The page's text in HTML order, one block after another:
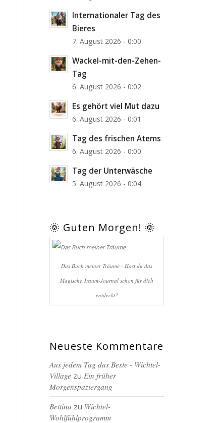
Internationaler Tag des
Bieres
7. August 2026 - 0:00
Wackel-mit-den-Zehen-
Tag
6. August 2026 - 0:02
Es gehört viel Mut dazu
6. August 2026 - 0:01
Tag des frischen Atems
6. August 2026 - 0:00
Tag der Unterwäsche
5. August 2026 - 0:04
🌞 Guten Morgen! 🌞
Das Buch meiner Träume - Hast du das
Magische Traum-Journal schon für dich
entdeckt?
Neueste Kommentare
Aus jedem Tag das Beste - Wichtel-
Village zu Ein früher
Morgenspaziergang
Bettina zu Wichtel-
Wohlfühlprogramm